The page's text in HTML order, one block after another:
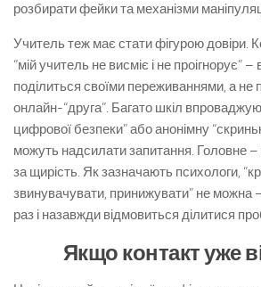
розбирати фейки та механізми
Учитель теж має стати фігурою довіри.
“мій учитель не висміє і не проігнорує”
поділиться своїми переживаннями, а не
онлайн-“друга”. Багато шкіл
цифрової безпеки” або анонімну
можуть надсилати запитання. Головне –
за щирість. Як зазначають психологи,
звинувачувати, принижувати” не можна
раз і назавжди відмовиться ділитися
Якщо контакт уже